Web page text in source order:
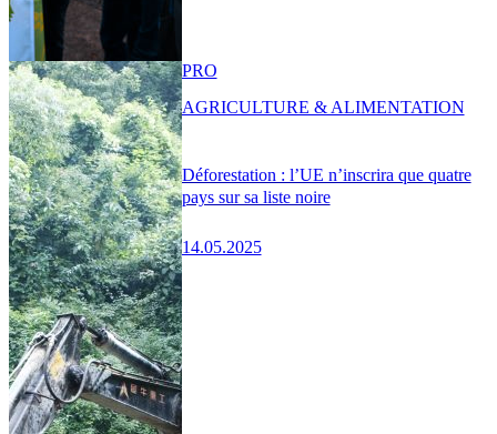
Déforestation : l’UE n’inscrira que quatre
pays sur sa liste noire
14.05.2025
PRO
AGRICULTURE & ALIMENTATION